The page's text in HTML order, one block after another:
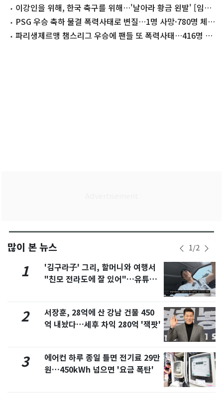
련 돌입
이강인을 위해, 한국 축구를 위해…'날아라 황금 왼발' [임성
일의 맥]
PSG 우승 축하 물결 폭력사태로 변질…1명 사망·780명 체
포 (종합)
파리생제르맹 챔스리그 우승에 팬들 또 폭력사태…416명 체
많이 본 뉴스 1/2
1
'김구라子' 그리, 할머니와 여행서
"친모 전라도에 잘 있어"…유튜브
2
서장훈, 28억에 산 강남 건물 450
억 내놨다…세후 차익 280억 '잭팟'
3
에어컨 하루 종일 틀면 전기료 29만
원…450kWh 넘으면 '요금 폭탄'